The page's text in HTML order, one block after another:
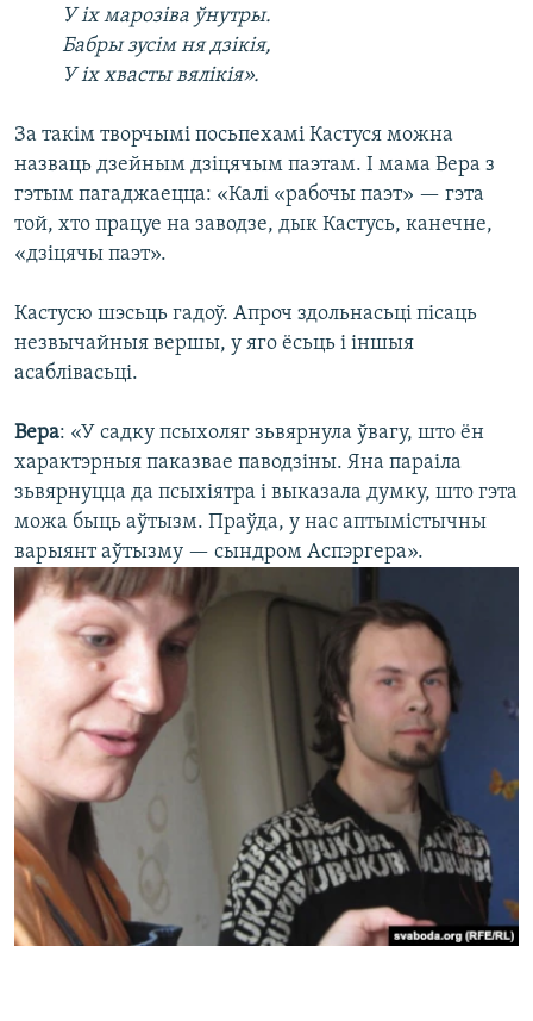
У іх марозіва ўнутры.
Бабры зусім ня дзікія,
У іх хвасты вялікія».
За такім творчымі посьпехамі Кастуся можна
назваць дзейным дзіцячым паэтам. І мама Вера з
гэтым пагаджаецца: «Калі «рабочы паэт» — гэта
той, хто працуе на заводзе, дык Кастусь, канечне,
«дзіцячы паэт».
Кастусю шэсьць гадоў. Апроч здольнасьці пісаць
незвычайныя вершы, у яго ёсьць і іншыя
асаблівасьці.
Вера: «У садку псыхоляг зьвярнула ўвагу, што ён
характэрныя паказвае паводзіны. Яна параіла
зьвярнуцца да псыхіятра і выказала думку, што гэта
можа быць аўтызм. Праўда, у нас аптымістычны
варыянт аўтызму — сындром Аспэргера».